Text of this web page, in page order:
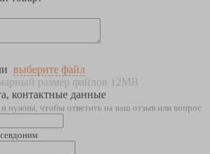
выберите файл
размер файлов 12MB
контактные данные
нужны, чтобы ответить на ваш отзыв или вопрос